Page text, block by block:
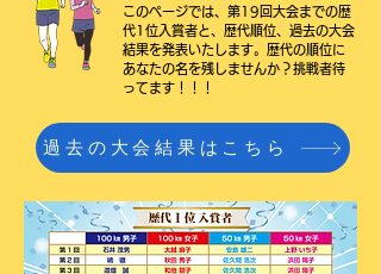
​このページでは、第19回大会までの歴
代1位入賞者と、歴代順位、過去の大会
結果を発表いたします。 歴代の順位に
あなたの名を残しませんか？挑戦者待
ってます！！！
過去の大会結果はこちら